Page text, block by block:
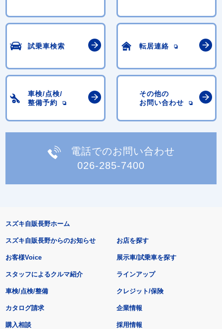
試乗車検索 転居連絡
車検/点検/
整備予約
その他の
お問い合わせ
電話でのお問い合わせ
026-285-7400
スズキ自販長野ホーム
スズキ自販長野からのお知らせ
お客様Voice
スタッフによるクルマ紹介
お店を探す
展示車/試乗車を探す
ラインアップ
車検/点検/整備 クレジット/保険
カタログ請求
購入相談
企業情報
採用情報